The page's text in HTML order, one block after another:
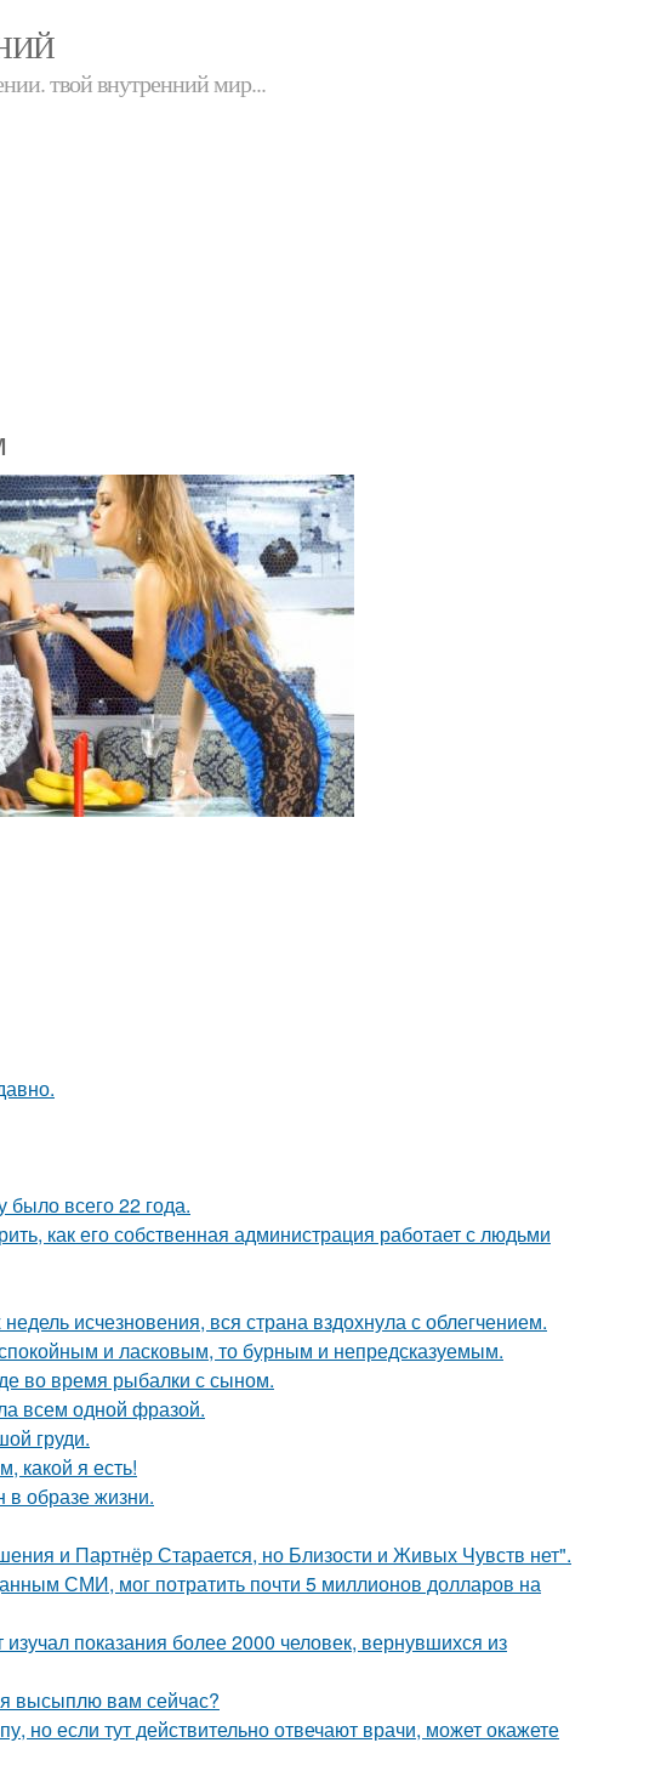
твой внутренний мир...
всего 22 года.
как его собственная администрация работает с людьми
исчезновения, вся страна вздохнула с облегчением.
и ласковым, то бурным и непредсказуемым.
во время рыбалки с сыном.
всем одной фразой.
груди.
какой я есть!
в образе жизни.
и Партнёр Старается, но Близости и Живых Чувств нет".
СМИ, мог потратить почти 5 миллионов долларов на
показания более 2000 человек, вернувшихся из
я высыплю вaм сейчaс?
но если тут действительно отвечают врачи, может окажете